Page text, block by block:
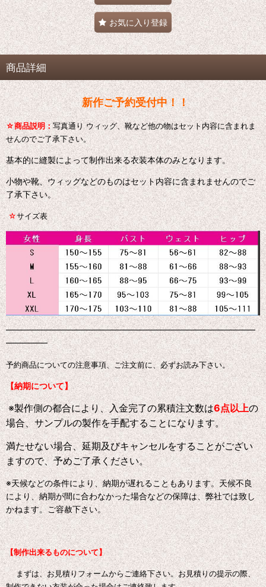
お気に入り登録
商品詳細
新作ご予約受付中！！
☆商品説明：写真通り ウィッグ、靴など他の物はセット内容に含まれま
せんのでご了承下さい。
基本的に縫製によって制作出来る衣装本体のみとなります。
小物や靴、ウィッグなどのものはセット内容に含まれませんのでご
了承下さい。
☆サイズ表
━━━━━━━━━━━━━━━━━━━━━━━━━━━━━━
━━━━━
予約商品についての注意事項、ご注文前に、必ずお読み下さい。
【納期について】
※製作側の都合により、入金完了の累積注文数は6点以上の
場合、サンプルの製作を手配することになります。
満たせない場合、延期及びキャンセルをすることがござい
ますので、予めご了承ください。
※天候などの条件により、納期が遅れることもあります。天候不良
により、納期が間に合わなかった場合などの保障は、弊社では致し
かねます。ご容赦下さい。
【制作出来るものについて】
まずは、お見積りフォームからご連絡下さい。お見積りの提示の際、